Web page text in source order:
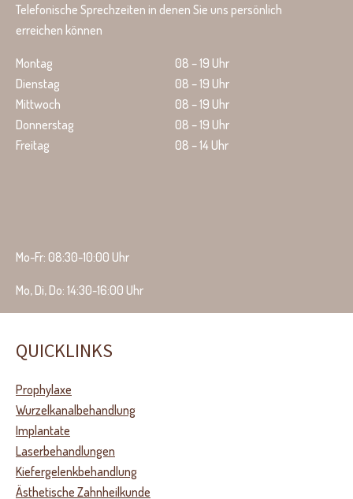
Telefonische Sprechzeiten in denen Sie uns persönlich
erreichen können
Montag
08 – 19 Uhr
Dienstag
08 – 19 Uhr
Mittwoch
08 – 19 Uhr
Donnerstag
08 – 19 Uhr
Freitag
08 – 14 Uhr
Mo-Fr: 08:30-10:00 Uhr
Mo, Di, Do: 14:30-16:00 Uhr
QUICKLINKS
Prophylaxe
Wurzelkanalbehandlung
Implantate
Laserbehandlungen
Kiefergelenkbehandlung
Ästhetische Zahnheilkunde